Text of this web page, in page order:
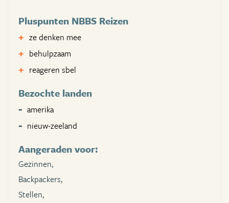
Pluspunten NBBS Reizen
ze denken mee
behulpzaam
reageren sbel
Bezochte landen
amerika
nieuw-zeeland
Aangeraden voor:
Gezinnen,
Backpackers,
Stellen,